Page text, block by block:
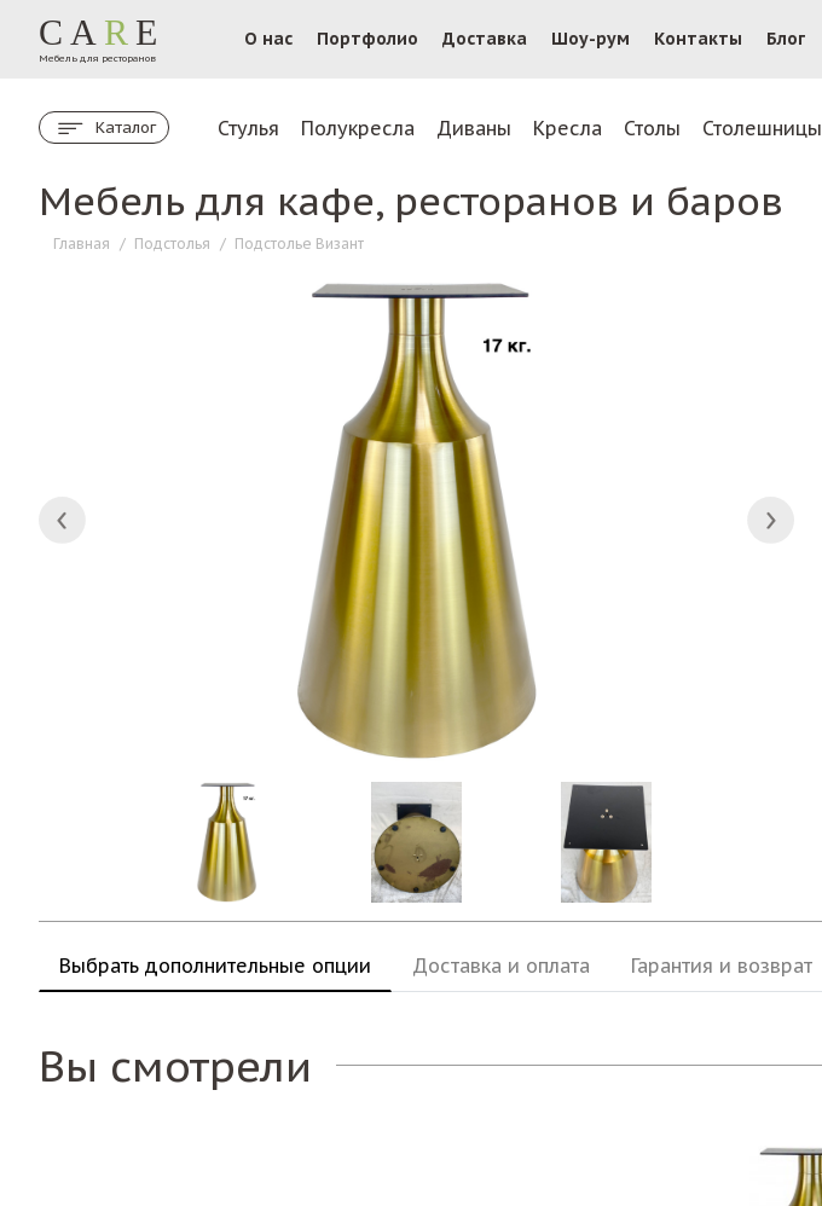
CA R E
Мебель для ресторанов
О нас Портфолио Доставка Шоу-рум Контакты Блог
Каталог Стулья Полукресла Диваны Кресла Столы Столешницы
Мебель для кафе, ресторанов и баров
Главная / Подстолья / Подстолье Визант
Выбрать дополнительные опции Доставка и оплата Гарантия и возврат
Вы смотрели